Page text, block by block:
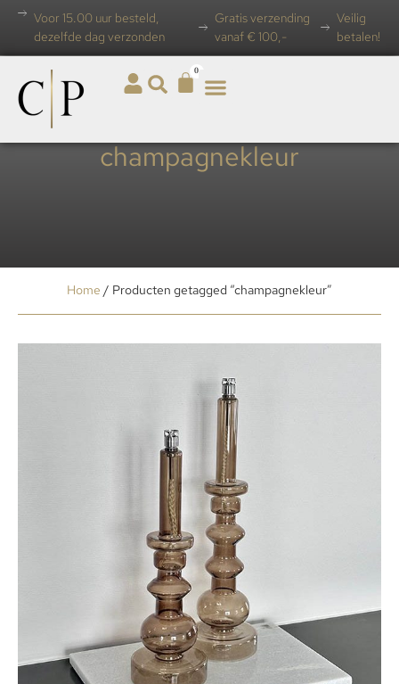
Voor 15.00 uur besteld,
dezelfde dag verzonden
Gratis verzending
vanaf € 100,-
Veilig
betalen!
0
champagnekleur
Home / Producten getagged “champagnekleur”